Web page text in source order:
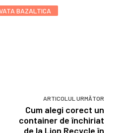
BAZALTICA
ARTICOLUL URMĂTOR
Cum alegi corect un
container de închiriat
de la Lion Recycle în